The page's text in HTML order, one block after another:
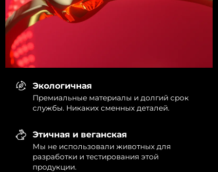
Экологичная
Премиальные материалы и долгий срок
службы. Никаких сменных деталей.
Этичная и веганская
Мы не использовали животных для
разработки и тестирования этой
продукции.